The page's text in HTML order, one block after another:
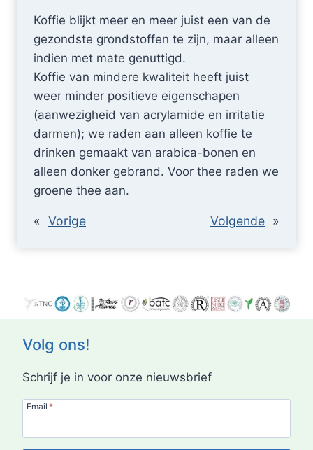
Koffie blijkt meer en meer juist een van de
gezondste grondstoffen te zijn, maar alleen
indien met mate genuttigd.
Koffie van mindere kwaliteit heeft juist
weer minder positieve eigenschapen
(aanwezigheid van acrylamide en irritatie
darmen); we raden aan alleen koffie te
drinken gemaakt van arabica-bonen en
alleen donker gebrand. Voor thee raden we
groene thee aan.
« Vorige Volgende »
Volg ons!
Schrijf je in voor onze nieuwsbrief
Email *